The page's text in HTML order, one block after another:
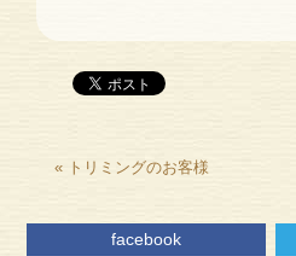
« トリミングのお客様
facebook